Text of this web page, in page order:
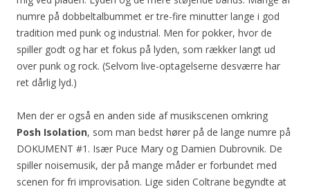
numre på dobbeltalbummet er tre-fire minutter lange i god
tradition med punk og industrial. Men for pokker, hvor de
spiller godt og har et fokus på lyden, som rækker langt ud
over punk og rock. (Selvom live-optagelserne desværre har
ret dårlig lyd.)
Men der er også en anden side af musikscenen omkring
Posh Isolation, som man bedst hører på de lange numre på
DOKUMENT #1. Især Puce Mary og Damien Dubrovnik. De
spiller noisemusik, der på mange måder er forbundet med
scenen for fri improvisation. Lige siden Coltrane begyndte at